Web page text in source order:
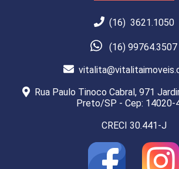
(16) 3621.1050
(16) 99764.3507
Rua Paulo Tinoco Cabral, 971
Preto/SP - Cep: 14020-
CRECI 30.441-J